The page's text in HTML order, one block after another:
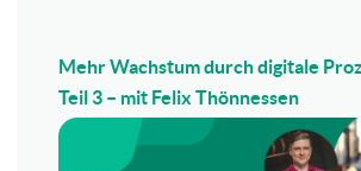
Mehr Wachstum durch digitale
Teil 3 – mit Felix Thönnessen